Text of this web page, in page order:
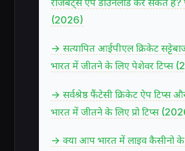
(2026)
→ सत्यापित आईपीएल क्रिकेट
भारत में जीतने के लिए पेशेवर टिप्स
→ सर्वश्रेष्ठ फैंटेसी क्रिकेट ऐप टिप्स
भारत में जीतने के लिए प्रो टिप्स
→ क्या आप भारत में लाइव कैसीनो के